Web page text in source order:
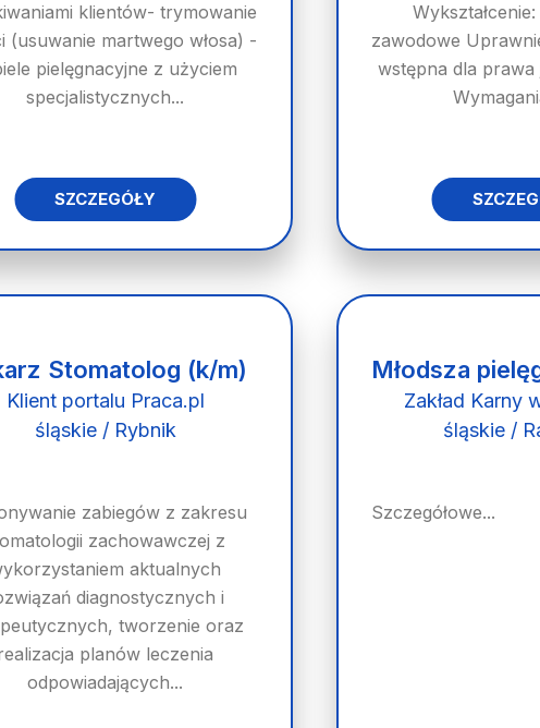
klientów- trymowanie
(usuwanie martwego włosa) -
pielęgnacyjne z użyciem
specjalistycznych...
SZCZEGÓŁY
zawodowe
wstępna dla prawa
Stomatolog (k/m)
Klient portalu Praca.pl
śląskie / Rybnik
zabiegów z zakresu
zachowawczej z
aktualnych
diagnostycznych i
tworzenie oraz
planów leczenia
odpowiadających...
Zakład Karny
śląskie /
Szczegółowe...